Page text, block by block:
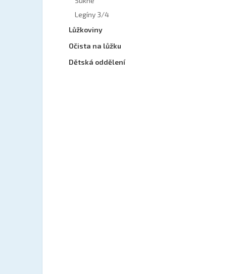
Legíny 3/4
Lůžkoviny
Očista na lůžku
Dětská oddělení
PRONAČNÍ POLŠTÁŘ
2 970 Kč